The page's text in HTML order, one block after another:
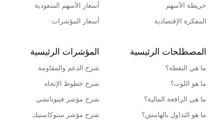
خريطة الأسهم
المفكرة الإقتصادية
أسعار الأسهم السعودية
أسعار المؤشرات
المصطلحات الرئيسية
ما هي النقطة؟
ما هو اللوت؟
ما هي الرافعة المالية؟
ما هو التداول بالهامش؟
المؤشرات الرئيسية
شرح الدعم والمقاومة
شرح خطوط الإتجاه
شرح مؤشر فيبوناتشي
شرح مؤشر ستوكاستيك